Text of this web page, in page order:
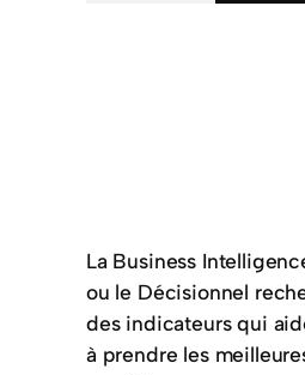
La Business
ou le Décisionnel
des indicateurs qui
à prendre les